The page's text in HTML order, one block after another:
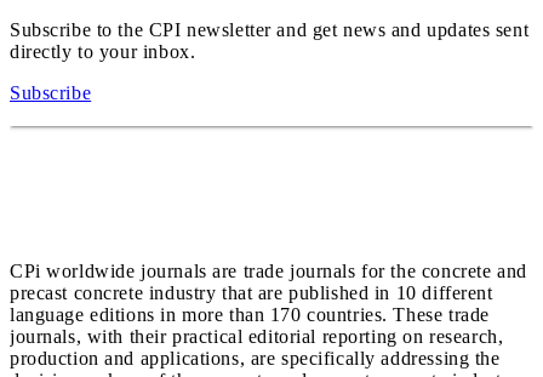
Subscribe to the CPI newsletter and get news and updates sent
directly to your inbox.
Subscribe
CPi worldwide journals are trade journals for the concrete and
precast concrete industry that are published in 10 different
language editions in more than 170 countries. These trade
journals, with their practical editorial reporting on research,
production and applications, are specifically addressing the